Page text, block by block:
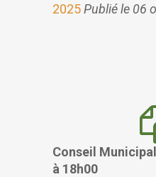
2025Publié le 06
Conseil
à 18h00